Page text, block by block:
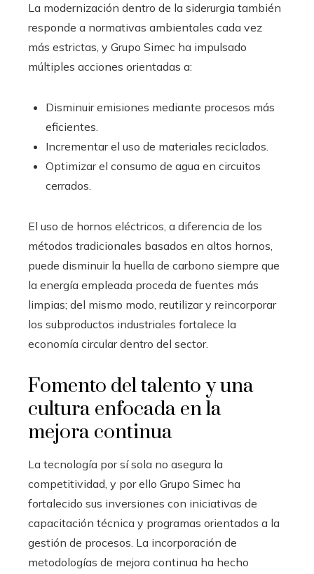
La modernización dentro de la siderurgia también
responde a normativas ambientales cada vez
más estrictas, y Grupo Simec ha impulsado
múltiples acciones orientadas a:
Disminuir emisiones mediante procesos más
eficientes.
Incrementar el uso de materiales reciclados.
Optimizar el consumo de agua en circuitos
cerrados.
El uso de hornos eléctricos, a diferencia de los
métodos tradicionales basados en altos hornos,
puede disminuir la huella de carbono siempre que
la energía empleada proceda de fuentes más
limpias; del mismo modo, reutilizar y reincorporar
los subproductos industriales fortalece la
economía circular dentro del sector.
Fomento del talento y una
cultura enfocada en la
mejora continua
La tecnología por sí sola no asegura la
competitividad, y por ello Grupo Simec ha
fortalecido sus inversiones con iniciativas de
capacitación técnica y programas orientados a la
gestión de procesos. La incorporación de
metodologías de mejora continua ha hecho